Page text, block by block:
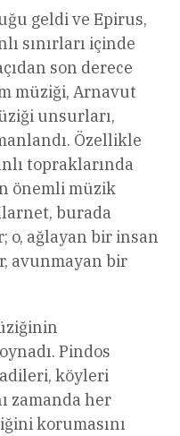
geldi ve Epirus,
sınırları içinde
son derece
müziği, Arnavut
unsurları,
Özellikle
topraklarında
önemli müzik
burada
o, ağlayan bir insan
avunmayan bir
Pindos
köyleri
zamanda her
korumasını